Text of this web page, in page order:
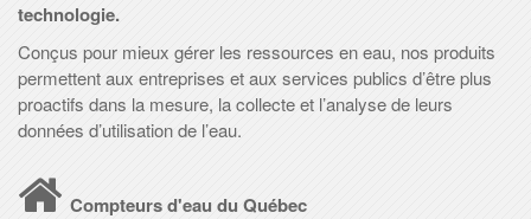
technologie.
Conçus pour mieux gérer les ressources en eau, nos produits
permettent aux entreprises et aux services publics d’être plus
proactifs dans la mesure, la collecte et l’analyse de leurs
données d’utilisation de l’eau.
Compteurs d'eau du Québec